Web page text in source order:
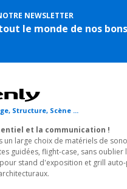
NEWSLETTER
le monde de nos
Structure, Scène ...
et la communication !
un large choix de matériels de
guidées, flight-case, sans oublier
stand d'exposition et grill